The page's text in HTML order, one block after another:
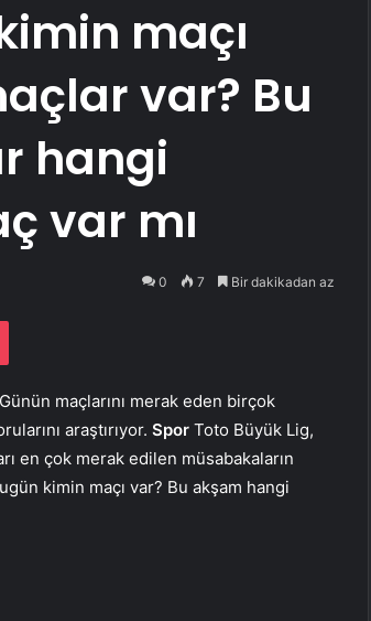
maçı
var? Bu
hangi
var mı
0 7 Bir dakikadan az
Pocket
maçlarını merak eden birçok
araştırıyor. Spor Toto Büyük Lig,
en çok merak edilen müsabakaların
kimin maçı var? Bu akşam hangi